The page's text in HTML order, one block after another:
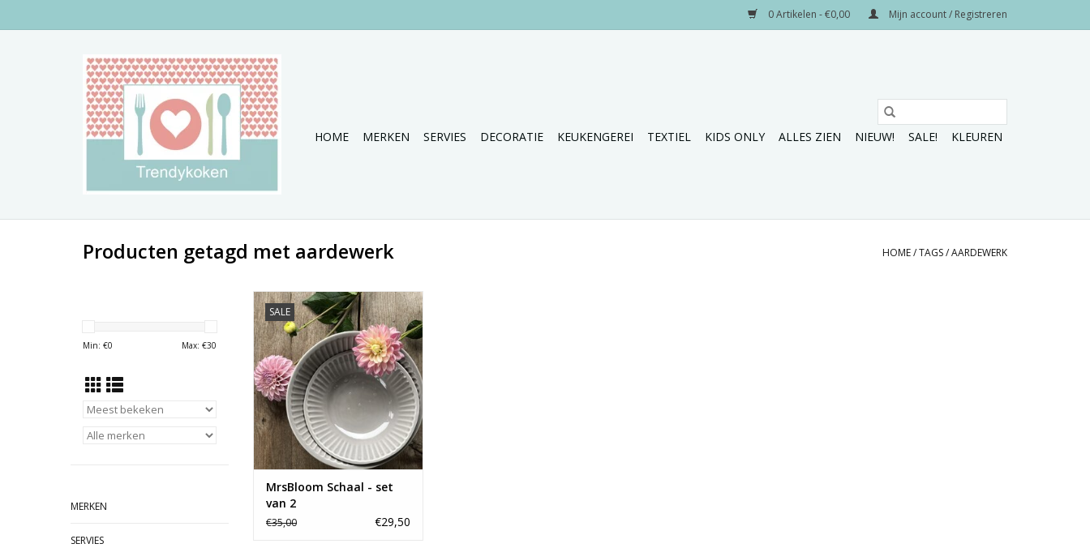
0 Artikelen - €0,00 Mijn account / Registreren
HOME MERKEN SERVIES DECORATIE KEUKENGEREI TEXTIEL KIDS ONLY ALLES ZIEN NIEUW! SALE! KLEUREN
Producten getagd met aardewerk HOME/TAGS/AARDEWERK
Min: €0 Max: €30
MERKEN
SERVIES
SALE
Leuke set van 2 schalen van
MrsBLOOM.
TOEVOEGEN AAN WINKELWAGEN
MrsBloom Schaal - set
van 2
€35,00 €29,50